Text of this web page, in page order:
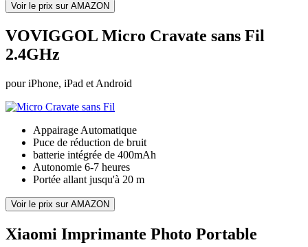
Voir le prix sur AMAZON
VOVIGGOL Micro Cravate sans Fil
2.4GHz
pour iPhone, iPad et Android
Appairage Automatique
Puce de réduction de bruit
batterie intégrée de 400mAh
Autonomie 6-7 heures
Portée allant jusqu'à 20 m
Voir le prix sur AMAZON
Xiaomi Imprimante Photo Portable